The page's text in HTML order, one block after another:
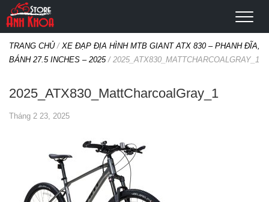
TRANG CHỦ/ XE ĐẠP ĐỊA HÌNH MTB GIANT ATX 830 – PHANH ĐĨA,
BÁNH 27.5 INCHES – 2025/ 2025_ATX830_MATTCHARCOALGRAY_1
2025_ATX830_MattCharcoalGray_1
Tháng 2 23, 2025